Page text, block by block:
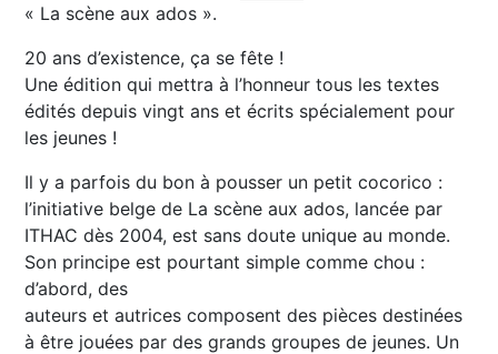
« La scène aux ados ».
20 ans d’existence, ça se fête !
Une édition qui mettra à l’honneur tous les textes
édités depuis vingt ans et écrits spécialement pour
les jeunes !
Il y a parfois du bon à pousser un petit cocorico :
l’initiative belge de La scène aux ados, lancée par
ITHAC dès 2004, est sans doute unique au monde.
Son principe est pourtant simple comme chou :
d’abord, des
auteurs et autrices composent des pièces destinées
à être jouées par des grands groupes de jeunes. Un